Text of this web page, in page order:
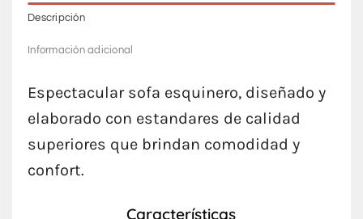
Descripción
Información adicional
Espectacular sofa esquinero, diseñado y
elaborado con estandares de calidad
superiores que brindan comodidad y
confort.
Características